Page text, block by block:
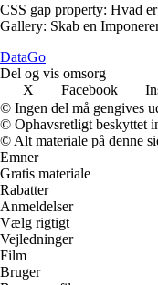
CSS gap property: Hvad
Gallery: Skab en
DataGo
Del og vis omsorg
X
Facebook
© Ingen del må gengives
© Ophavsretligt beskyttet
© Alt materiale på denne
Emner
Gratis materiale
Rabatter
Anmeldelser
Vælg rigtigt
Vejledninger
Film
Bruger